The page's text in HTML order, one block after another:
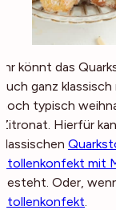
Ihr könnt das
auch ganz
noch typisch
Zitronat. Hierfür
klassischen
Stollenkonfekt mit
besteht. Oder,
Stollenkonfekt.